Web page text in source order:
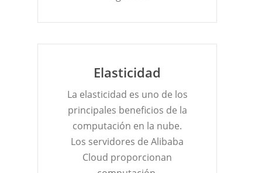
Elasticidad
La elasticidad es uno de los
principales beneficios de la
computación en la nube.
Los servidores de Alibaba
Cloud proporcionan